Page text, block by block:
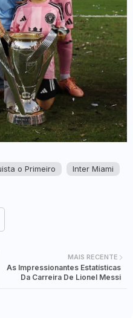
o Primeiro
Inter Miami
MAIS RECENTE
As Impressionantes Estatísticas
Da Carreira De Lionel Messi